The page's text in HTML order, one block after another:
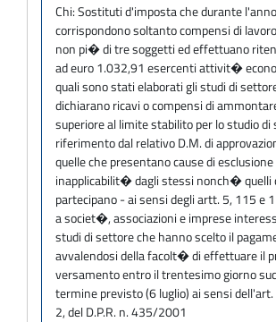
Chi:Sostituti d'imposta che durante l'anno
corrispondono soltanto compensi di
non pi� di tre soggetti ed effettuano
ad euro 1.032,91 esercenti attivit�
quali sono stati elaborati gli studi di
dichiarano ricavi o compensi di
superiore al limite stabilito per lo studio di
riferimento dal relativo D.M. di
quelle che presentano cause di esclusione
inapplicabilit� dagli stessi nonch� quelli
partecipano - ai sensi degli artt. 5, 115 e
a societ�, associazioni e imprese
studi di settore che hanno scelto il
avvalendosi della facolt� di effettuare il
versamento entro il trentesimo giorno
termine previsto (6 luglio) ai sensi
2, del D.P.R. n. 435/2001